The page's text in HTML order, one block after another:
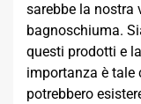
sarebbe la nostra
bagnoschiuma.
questi prodotti e
importanza è tale
potrebbero